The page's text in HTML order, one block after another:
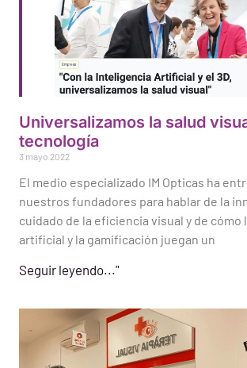
Universalizamos la salud
tecnología
3 mayo 2022
El medio especializado IM Opticas ha
nuestros fundadores para hablar de la
cuidado de la eficiencia visual y de cómo
artificial y la gamificación juegan un
Seguir leyendo..."